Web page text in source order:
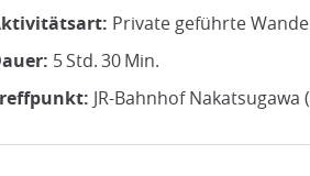
Private geführte
5 Std. 30 Min.
JR-Bahnhof